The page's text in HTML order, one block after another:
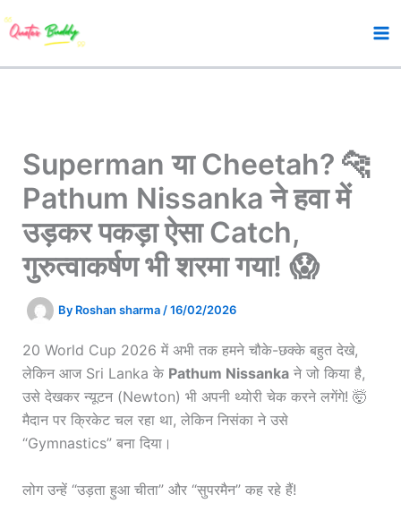
to
Superman या Cheetah? 🐆
Pathum Nissanka ने हवा में
उड़कर पकड़ा ऐसा Catch,
गुरुत्वाकर्षण भी शरमा गया! 😱
By Roshan sharma /16/02/2026
20 World Cup 2026 में अभी तक हमने चौके-छक्के बहुत देखे,
लेकिन आज Sri Lanka के Pathum Nissankaने जो किया है,
उसे देखकर न्यूटन (Newton) भी अपनी थ्योरी चेक करने लगेंगे! 🤯
मैदान पर क्रिकेट चल रहा था, लेकिन निसंका ने उसे
“Gymnastics” बना दिया।
लोग उन्हें “उड़ता हुआ चीता” और “सुपरमैन” कह रहे हैं!